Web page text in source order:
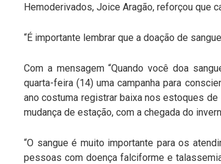
Hemoderivados, Joice Aragão, reforçou que
“É importante lembrar que a doação de
Com a mensagem “Quando você doa
quarta-feira (14) uma campanha para
ano costuma registrar baixa nos estoques
mudança de estação, com a chegada do
“O sangue é muito importante para os
pessoas com doença falciforme e